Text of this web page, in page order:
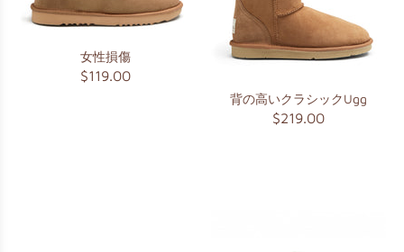
女性損傷
$119.00
背の高いクラシックUgg
$219.00